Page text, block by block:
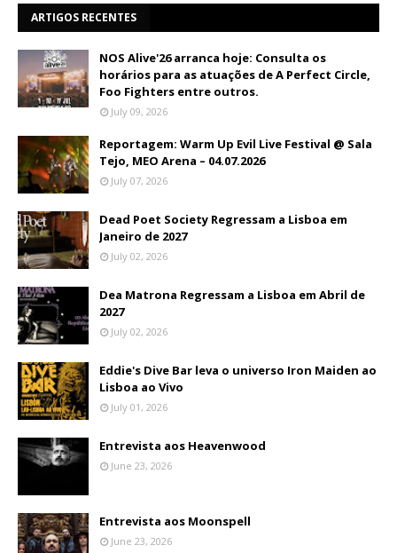
ARTIGOS RECENTES
NOS Alive'26 arranca hoje: Consulta os
horários para as atuações de A Perfect Circle,
Foo Fighters entre outros.
July 09, 2026
Reportagem: Warm Up Evil Live Festival @ Sala
Tejo, MEO Arena – 04.07.2026
July 07, 2026
Dead Poet Society Regressam a Lisboa em
Janeiro de 2027
July 02, 2026
Dea Matrona Regressam a Lisboa em Abril de
2027
July 02, 2026
Eddie's Dive Bar leva o universo Iron Maiden ao
Lisboa ao Vivo
July 01, 2026
Entrevista aos Heavenwood
June 23, 2026
Entrevista aos Moonspell
June 23, 2026